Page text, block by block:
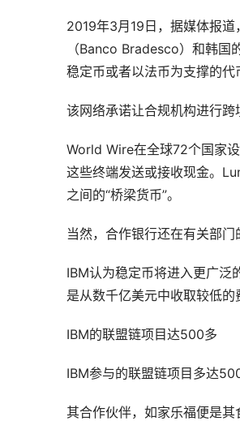
2019年3月19日，据媒体报
（Banco Bradesco）和韩
稳定币或者以法币为支撑的代
该网络承诺让合规机构进行
World Wire在全球72个国家
这些终端发送或接收现金。
之间的“桥梁货币”。
当然，合作银行还在有关部门
IBM认为稳定币将进入更广泛
是从数千亿美元中收取较低的
IBM的联盟链项目达500多
IBM参与的联盟链项目多达
其合作伙伴，如家乐福便是